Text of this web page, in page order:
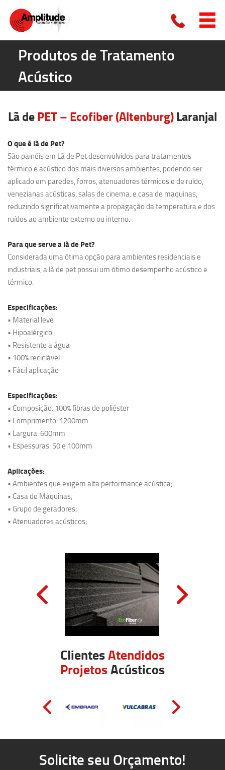
Produtos de Tratamento
Acústico
Lã dePET – Ecofiber (Altenburg)Laranjal
O que é lã de Pet?
São painéis em Lã de Pet desenvolvidos para tratamentos
térmico e acústico dos mais diversos ambientes, podendo ser
aplicado em paredes, forros, atenuadores térmicos e de ruído,
venezianas acústicas, salas de cinema, e casa de maquinas,
reduzindo significativamente a propagação da temperatura e dos
ruídos ao ambiente externo ou interno.
Para que serve a lã de Pet?
Considerada uma ótima opção para ambientes residenciais e
industriais, a lã de pet possui um ótimo desempenho acústico e
térmico.
Especificações:
• Material leve
• Hipoalérgico
• Resistente a água
• 100% reciclável
• Fácil aplicação
Especificações:
• Composição: 100% fibras de poliéster
• Comprimento: 1200mm
• Largura: 600mm
• Espessuras: 50 e 100mm
Aplicações:
• Ambientes que exigem alta performance acústica;
• Casa de Máquinas;
• Grupo de geradores;
• Atenuadores acústicos;
ClientesAtendidos
ProjetosAcústicos
Solicite seu Orçamento!